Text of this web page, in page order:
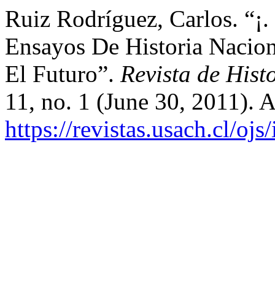
Ruiz Rodríguez, Carlos.
Ensayos De Historia
El Futuro”. Revista de
11, no. 1 (June 30, 2011).
https://revistas.usach.cl/